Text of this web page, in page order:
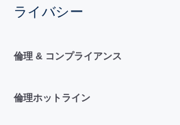
ライバシー
倫理 & コンプライアンス
倫理ホットライン